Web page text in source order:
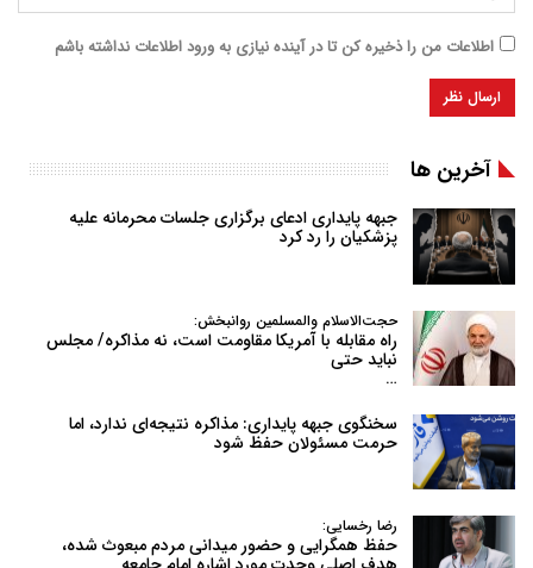
اطلاعات من را ذخیره کن تا در آینده نیازی به ورود اطلاعات نداشته باشم
آخرین ها
جبهه پایداری ادعای برگزاری جلسات محرمانه علیه
پزشکیان را رد کرد
حجت‌الاسلام والمسلمین روانبخش:
راه مقابله با آمریکا مقاومت است، نه مذاکره/ مجلس
نباید حتی
…
سخنگوی جبهه پایداری: مذاکره نتیجه‌ای ندارد، اما
حرمت مسئولان حفظ شود
رضا رخسایی:
حفظ همگرایی و حضور میدانی مردم مبعوث شده،